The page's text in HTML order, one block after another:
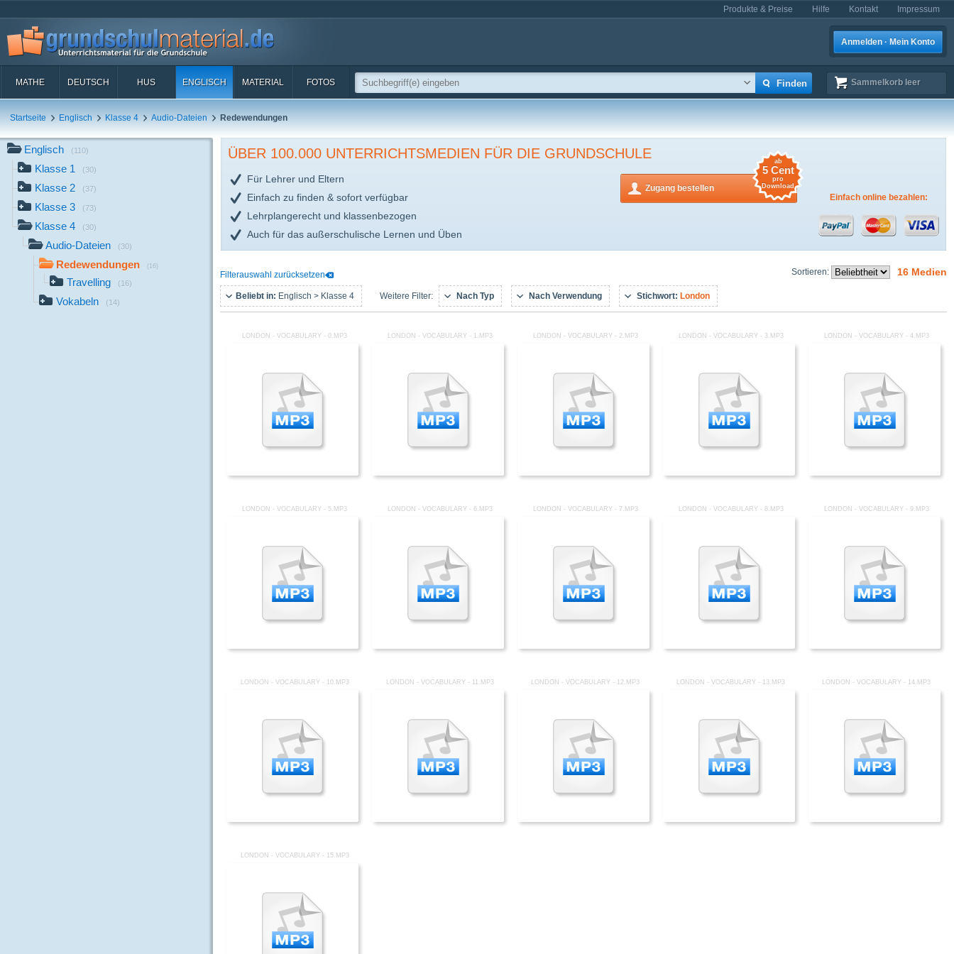
Produkte & Preise Hilfe Kontakt Impressum
Anmelden · Mein Konto
MATHE DEUTSCH HUS ENGLISCH MATERIAL FOTOS Sammelkorb leer
Startseite Englisch Klasse 4 Audio-Dateien Redewendungen
Englisch (110)
Klasse 1 (30)
Klasse 2 (37)
Klasse 3 (73)
Klasse 4 (30)
Audio-Dateien (30)
Redewendungen (16)
Travelling (16)
Vokabeln (14)
ÜBER 100.000 UNTERRICHTSMEDIEN FÜR DIE GRUNDSCHULE
Für Lehrer und Eltern
Einfach zu finden & sofort verfügbar
Lehrplangerecht und klassenbezogen
Auch für das außerschulische Lernen und Üben
Zugang bestellen
ab
5 Cent
pro
Download
Einfach online bezahlen:
Sortieren: 16 Medien
Filterauswahl zurücksetzen
Beliebt in: Englisch > Klasse 4 Weitere Filter: Nach Typ Nach Verwendung Stichwort: London
LONDON - VOCABULARY - 0.MP3 LONDON - VOCABULARY - 1.MP3 LONDON - VOCABULARY - 2.MP3 LONDON - VOCABULARY - 3.MP3 LONDON - VOCABULARY - 4.MP3
LONDON - VOCABULARY - 5.MP3 LONDON - VOCABULARY - 6.MP3 LONDON - VOCABULARY - 7.MP3 LONDON - VOCABULARY - 8.MP3 LONDON - VOCABULARY - 9.MP3
LONDON - VOCABULARY - 10.MP3 LONDON - VOCABULARY - 11.MP3 LONDON - VOCABULARY - 12.MP3 LONDON - VOCABULARY - 13.MP3 LONDON - VOCABULARY - 14.MP3
LONDON - VOCABULARY - 15.MP3